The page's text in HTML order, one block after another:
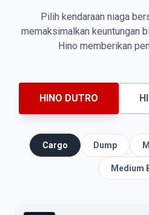
Pilih kendaraan niaga
memaksimalkan keuntungan
Hino memberikan
HINO DUTRO
Cargo Dump
Medium